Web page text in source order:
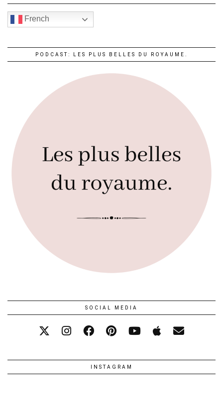
French
PODCAST: LES PLUS BELLES DU ROYAUME.
SOCIAL MEDIA
INSTAGRAM